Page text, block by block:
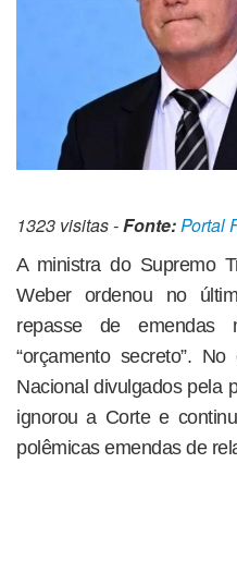
1323 visitas -Fonte:Portal
A ministra do Supremo
Weber ordenou no
repasse de emendas
“orçamento secreto”.
Nacional divulgados pela
ignorou a Corte e
polêmicas emendas de